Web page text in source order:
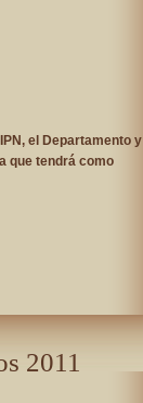
el Departamento y
que tendrá como
2011